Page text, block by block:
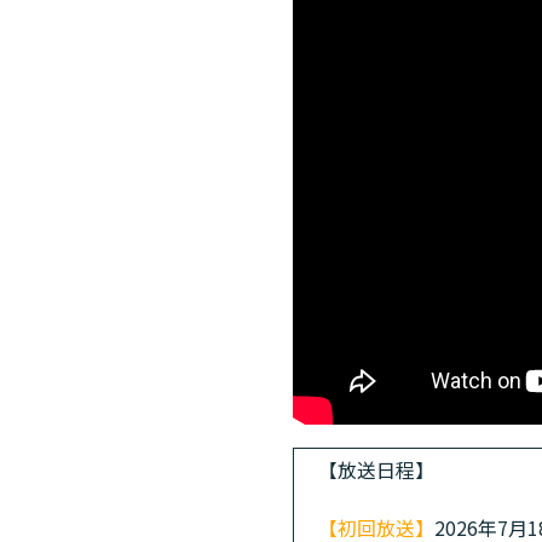
【放送日程】
【初回放送】 2026年7月